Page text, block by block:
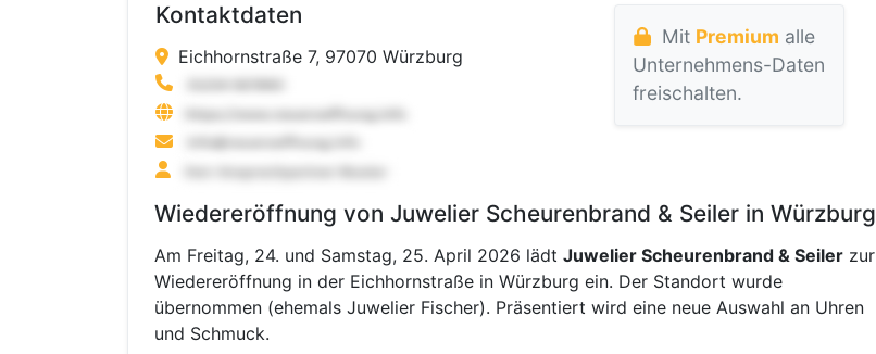
Kontaktdaten
Eichhornstraße 7, 97070 Würzburg
Mit Premium alle
Unternehmens-Daten
freischalten.
Wiedereröffnung von Juwelier Scheurenbrand & Seiler in Würzburg
Am Freitag, 24. und Samstag, 25. April 2026 lädt Juwelier Scheurenbrand & Seiler zur
Wiedereröffnung in der Eichhornstraße in Würzburg ein. Der Standort wurde
übernommen (ehemals Juwelier Fischer). Präsentiert wird eine neue Auswahl an Uhren
und Schmuck.